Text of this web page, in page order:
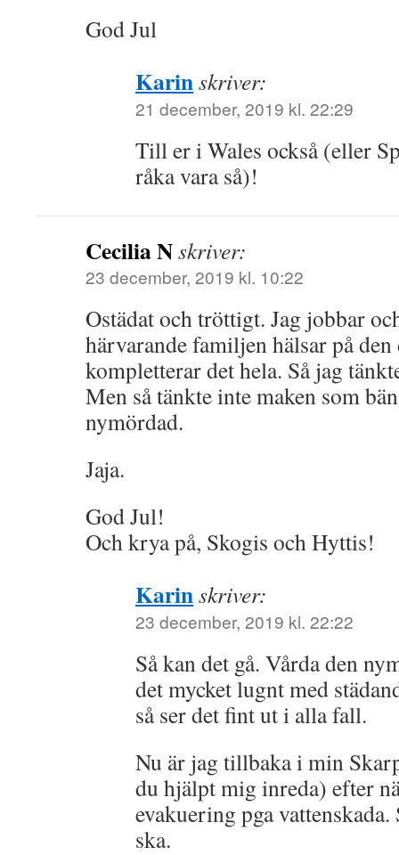
God Jul
Karinskriver:
21 december, 2019 kl. 22:29
Till er i Wales också (eller
råka vara så)!
Cecilia Nskriver:
23 december, 2019 kl. 10:22
Ostädat och tröttigt. Jag jobbar
härvarande familjen hälsar på
kompletterar det hela. Så jag
Men så tänkte inte maken som
nymördad.
Jaja.
God Jul!
Och krya på, Skogis och Hyttis!
Karinskriver:
23 december, 2019 kl. 22:22
Så kan det gå. Vårda den
det mycket lugnt med
så ser det fint ut i alla fall.
Nu är jag tillbaka i min
du hjälpt mig inreda) efter
evakuering pga
ska.